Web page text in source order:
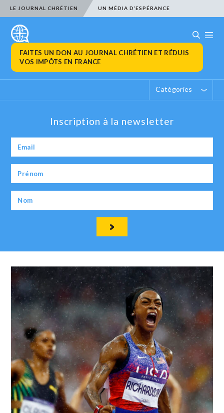
LE JOURNAL CHRÉTIEN UN MÉDIA D’ESPÉRANCE
FAITES UN DON AU JOURNAL CHRÉTIEN ET RÉDUIS
VOS IMPÔTS EN FRANCE
Catégories
Inscription à la newsletter